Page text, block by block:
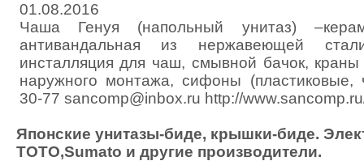
01.08.2016
Чаша Генуя (напольный унитаз)
антивандальная из нержавеющей
инсталляция для чаш, смывной бачок,
наружного монтажа, сифоны (пластиковые,
30-77 sancomp@inbox.ru http://
Японские унитазы-биде, крышки-биде.
ТОТО,Sumato и другие производители.